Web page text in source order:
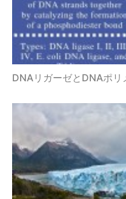
DNAリガーゼとDNAポ